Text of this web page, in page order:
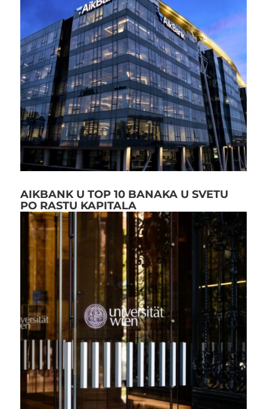
AIKBANK U TOP 10 BANAKA U SVETU
PO RASTU KAPITALA